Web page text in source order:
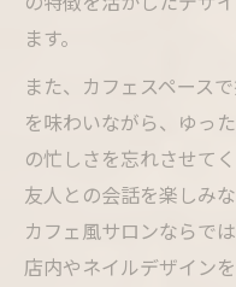
ます。
また、カフェスペース
を味わいながら、ゆっ
の忙しさを忘れさせて
友人との会話を楽しみ
カフェ風サロンならで
店内やネイルデザイン